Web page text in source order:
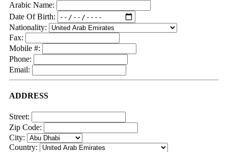
Arabic Name:
Date Of Birth:
Nationality:
Fax:
Mobile #:
Phone:
Email:
ADDRESS
Street:
Zip Code:
City:
Country: